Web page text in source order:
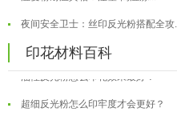
夜间安全卫士：丝印反光粉搭配全攻...
温变粉可以做防伪标签、温变防伪吗...
温变粉适合做热变还是冷变？
温变粉注塑后表面翻车？粗糙、颗粒...
印花材料百科
反光粉太久不用结块要怎么处理？
印花温变粉最适合用在什么行业上呢...
油性反光粉怎么印花效果最好？
超细反光粉怎么印牢度才会更好？